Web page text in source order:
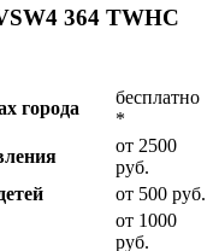
364 TWHC
города
бесплатно
*
от 2500
руб.
от 500 руб.
от 1000
руб.